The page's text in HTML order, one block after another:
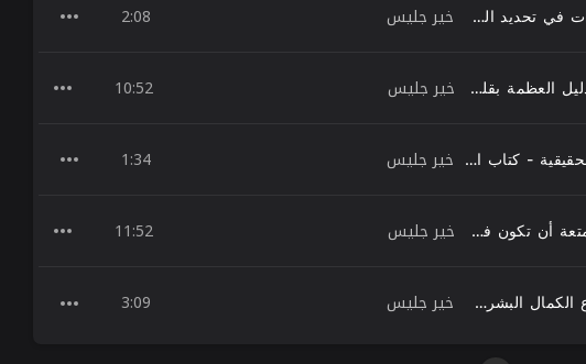
أهمية الإختيارات في تحديد المستقبل - كتاب التأثير المركب خير جليس 2:08
ملخص كتاب دليل العظمة بقلم روبن شارما خير جليس 10:52
حدد أهدافك الحقيقية - كتاب الأهداف خير جليس 1:34
ملخص كتاب متعة أن تكون في الثلاثين خير جليس 11:52
الحل لاسترجاع الكمال البشري - كتاب الراحة خير جليس 3:09